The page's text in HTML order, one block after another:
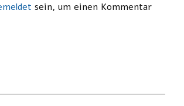
sein, um einen Kommentar